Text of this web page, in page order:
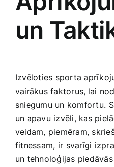
​un
Izvēloties ‍sporta
vairākus faktorus, ⁢lai
sniegumu un‌ komfortu.⁤
un apavu izvēli, kas‍
veidam, piemēram,
fitnessam, ir ⁣svarīgi
un tehnoloģijas